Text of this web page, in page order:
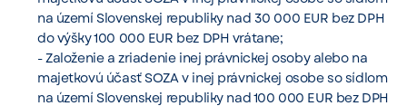
na území Slovenskej republiky nad 30 000 EUR bez DPH
do výšky 100 000 EUR bez DPH vrátane;
- Založenie a zriadenie inej právnickej osoby alebo na
majetkovú účasť SOZA v inej právnickej osobe so sídlom
na území Slovenskej republiky nad 100 000 EUR bez DPH